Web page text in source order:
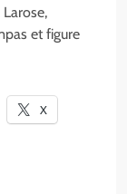
et figure
X